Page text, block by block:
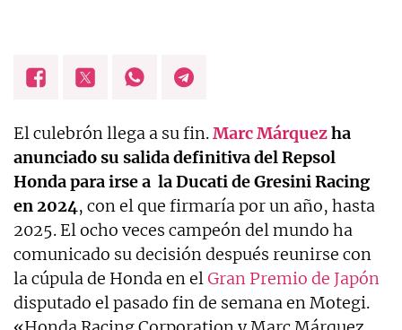
El culebrón llega a su fin.Marc Márquezha
anunciado su salida definitiva del Repsol
Honda para irse a la Ducati de Gresini Racing
en 2024, con el que firmaría por un año, hasta
2025. El ocho veces campeón del mundo ha
comunicado su decisión después reunirse con
la cúpula de Honda en elGran Premio de Japón
disputado el pasado fin de semana en Motegi.